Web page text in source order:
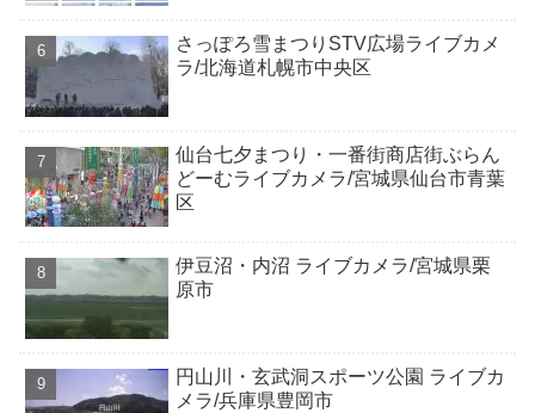
さっぽろ雪まつりSTV広場ライブカメ
ラ/北海道札幌市中央区
仙台七夕まつり・一番街商店街ぶらん
どーむライブカメラ/宮城県仙台市青葉
区
伊豆沼・内沼 ライブカメラ/宮城県栗
原市
円山川・玄武洞スポーツ公園 ライブカ
メラ/兵庫県豊岡市